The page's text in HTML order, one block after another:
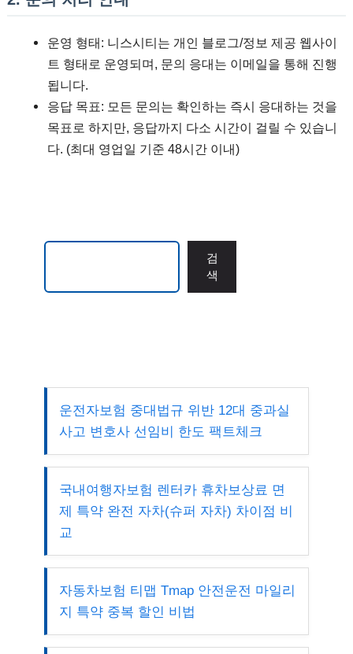
운영 형태: 니스시티는 개인 블로그/정보 제공 웹사이
트 형태로 운영되며, 문의 응대는 이메일을 통해 진행
됩니다.
응답 목표: 모든 문의는 확인하는 즉시 응대하는 것을
목표로 하지만, 응답까지 다소 시간이 걸릴 수 있습니
다. (최대 영업일 기준 48시간 이내)
검
색
운전자보험 중대법규 위반 12대 중과실
사고 변호사 선임비 한도 팩트체크
국내여행자보험 렌터카 휴차보상료 면
제 특약 완전 자차(슈퍼 자차) 차이점 비
교
자동차보험 티맵 Tmap 안전운전 마일리
지 특약 중복 할인 비법